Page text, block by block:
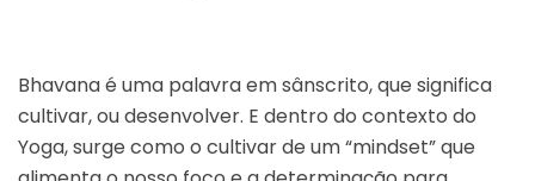
Bhavana é uma palavra em sânscrito, que significa
cultivar, ou desenvolver. E dentro do contexto do
Yoga, surge como o cultivar de um “mindset” que